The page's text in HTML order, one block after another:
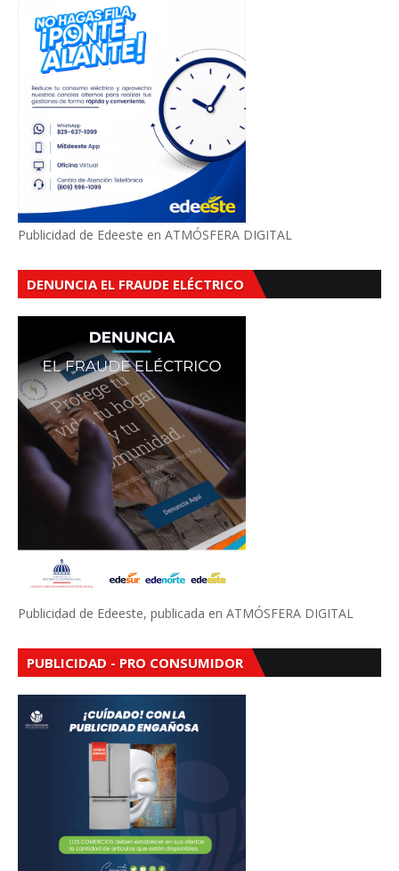
Publicidad de Edeeste en ATMÓSFERA DIGITAL
DENUNCIA EL FRAUDE ELÉCTRICO
Publicidad de Edeeste, publicada en ATMÓSFERA DIGITAL
PUBLICIDAD - PRO CONSUMIDOR